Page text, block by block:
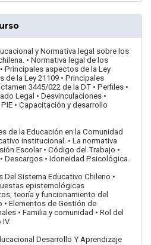
y Normativa legal sobre los
• Normativa legal de los
Principales aspectos de la Ley
de la Ley 21109 • Principales
3445/022 de la DT • Perfiles •
Legal • Desvinculaciones •
• Capacitación y desarrollo
de la Educación en la Comunidad
institucional. • La normativa
Escolar • Código del Trabajo •
Descargos • Idoneidad Psicológica.
Del Sistema Educativo Chileno •
epistemológicas
teoría y funcionamiento del
Elementos de Gestión de
• Familia y comunidad • Rol del
Desarrollo Y Aprendizaje